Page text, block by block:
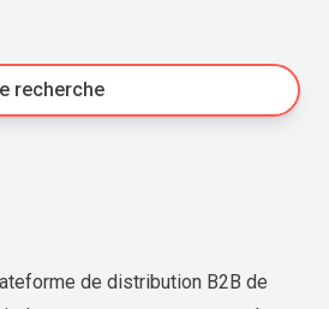
recherche
de distribution B2B de